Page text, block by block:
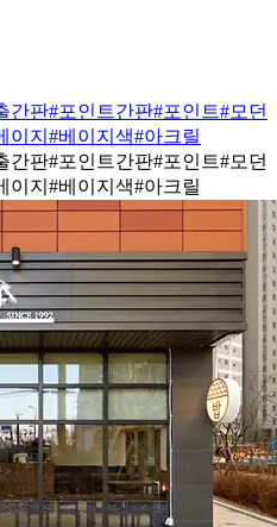
간판#포인트간판#포인트#모던
이지 #베이지색#아크릴
간판#포인트간판#포인트#모던
이지 #베이지색#아크릴